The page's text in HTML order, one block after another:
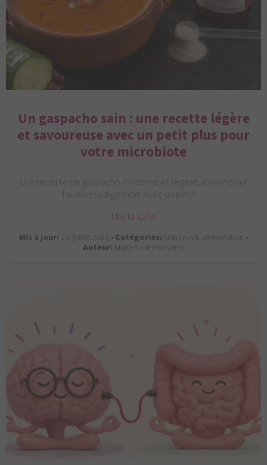
Un gaspacho sain : une recette légère
et savoureuse avec un petit plus pour
votre microbiote
Une recette de gaspacho moderne et légère, idéale pour
faciliter la digestion. Avec un petit…
Lire la suite
Mis à jour: 16. juillet 2026 •Catégories: Nutrition & alimentation •
Auteur: Maria Sastre Navarro